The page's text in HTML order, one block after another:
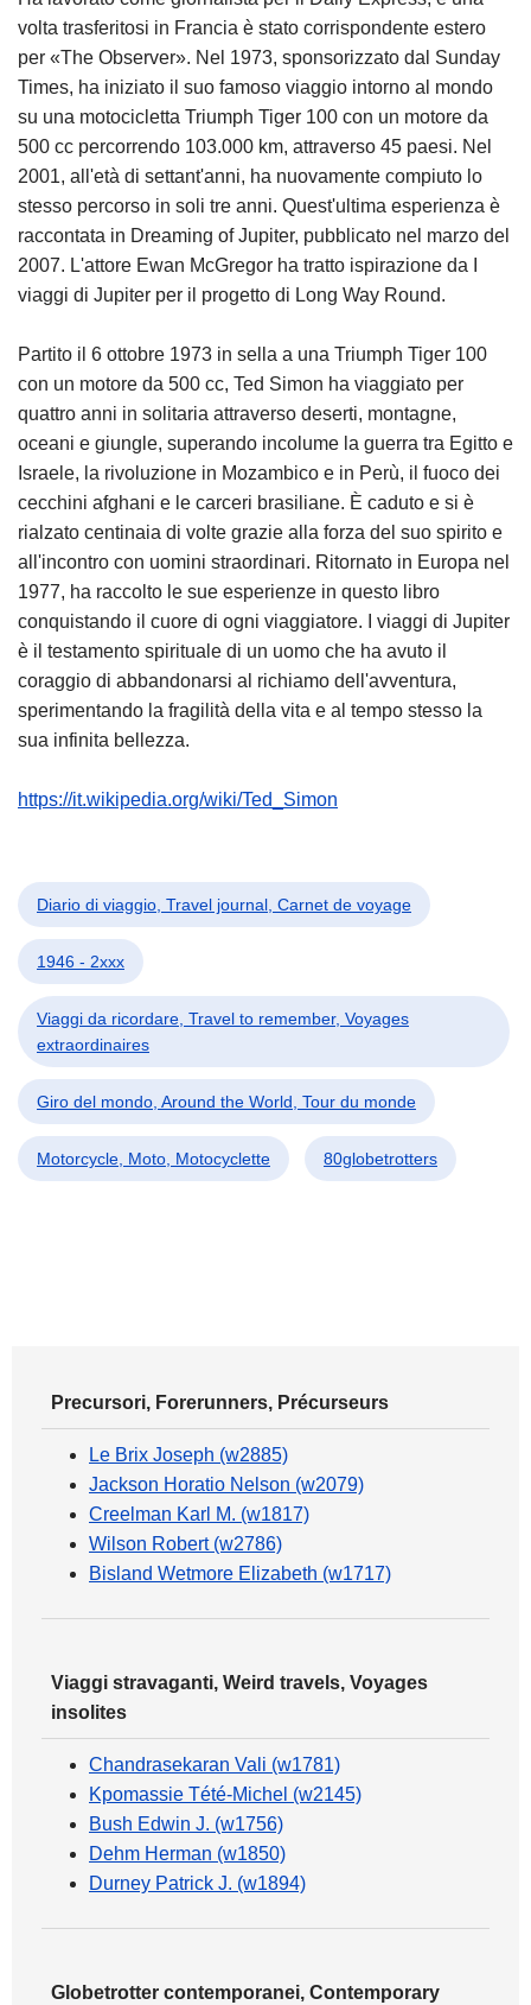
volta trasferitosi in Francia è stato corrispondente estero
per «The Observer». Nel 1973, sponsorizzato dal Sunday
Times, ha iniziato il suo famoso viaggio intorno al mondo
su una motocicletta Triumph Tiger 100 con un motore da
500 cc percorrendo 103.000 km, attraverso 45 paesi. Nel
2001, all'età di settant'anni, ha nuovamente compiuto lo
stesso percorso in soli tre anni. Quest'ultima esperienza è
raccontata in Dreaming of Jupiter, pubblicato nel marzo del
2007. L'attore Ewan McGregor ha tratto ispirazione da I
viaggi di Jupiter per il progetto di Long Way Round.
Partito il 6 ottobre 1973 in sella a una Triumph Tiger 100
con un motore da 500 cc, Ted Simon ha viaggiato per
quattro anni in solitaria attraverso deserti, montagne,
oceani e giungle, superando incolume la guerra tra Egitto e
Israele, la rivoluzione in Mozambico e in Perù, il fuoco dei
cecchini afghani e le carceri brasiliane. È caduto e si è
rialzato centinaia di volte grazie alla forza del suo spirito e
all'incontro con uomini straordinari. Ritornato in Europa nel
1977, ha raccolto le sue esperienze in questo libro
conquistando il cuore di ogni viaggiatore. I viaggi di Jupiter
è il testamento spirituale di un uomo che ha avuto il
coraggio di abbandonarsi al richiamo dell'avventura,
sperimentando la fragilità della vita e al tempo stesso la
sua infinita bellezza.
https://it.wikipedia.org/wiki/Ted_Simon
Diario di viaggio, Travel journal, Carnet de voyage
1946 - 2xxx
Viaggi da ricordare, Travel to remember, Voyages
extraordinaires
Giro del mondo, Around the World, Tour du monde
Motorcycle, Moto, Motocyclette 80globetrotters
Precursori, Forerunners, Précurseurs
Le Brix Joseph (w2885)
Jackson Horatio Nelson (w2079)
Creelman Karl M. (w1817)
Wilson Robert (w2786)
Bisland Wetmore Elizabeth (w1717)
Viaggi stravaganti, Weird travels, Voyages
insolites
Chandrasekaran Vali (w1781)
Kpomassie Tété-Michel (w2145)
Bush Edwin J. (w1756)
Dehm Herman (w1850)
Durney Patrick J. (w1894)
Globetrotter contemporanei, Contemporary